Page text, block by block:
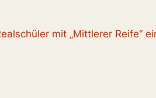
mit „Mittlerer Reife“